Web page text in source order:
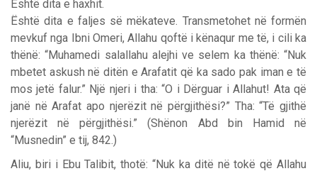
Është dita e haxhit.
Është dita e faljes së mëkateve. Transmetohet në formën
mevkuf nga Ibni Omeri, Allahu qoftë i kënaqur me të, i cili ka
thënë: “Muhamedi salallahu alejhi ve selem ka thënë: “Nuk
mbetet askush në ditën e Arafatit që ka sado pak iman e të
mos jetë falur.” Një njeri i tha: “O i Dërguar i Allahut! Ata që
janë në Arafat apo njerëzit në përgjithësi?” Tha: “Të gjithë
njerëzit në përgjithësi.” (Shënon Abd bin Hamid në
“Musnedin” e tij, 842.)
Aliu, biri i Ebu Talibit, thotë: “Nuk ka ditë në tokë që Allahu